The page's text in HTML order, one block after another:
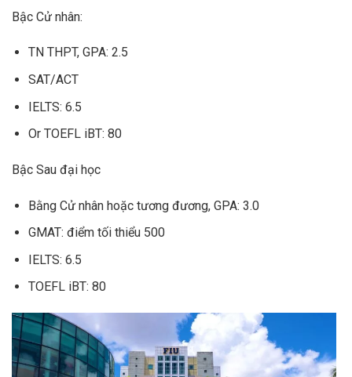
Bậc Cử nhân:
TN THPT, GPA: 2.5
SAT/ACT
IELTS: 6.5
Or TOEFL iBT: 80
Bậc Sau đại học
Bằng Cử nhân hoặc tương đương, GPA: 3.0
GMAT: điểm tối thiểu 500
IELTS: 6.5
TOEFL iBT: 80